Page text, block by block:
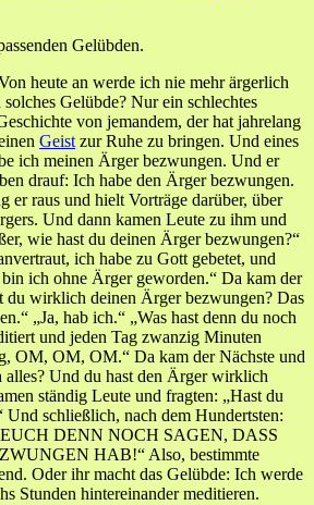
Gelübden.
heute an werde ich nie mehr ärgerlich
Gelübde? Nur ein schlechtes
von jemandem, der hat jahrelang
Geist zur Ruhe zu bringen. Und eines
ich meinen Ärger bezwungen. Und er
drauf: Ich habe den Ärger bezwungen.
er raus und hielt Vorträge darüber, über
Und dann kamen Leute zu ihm und
wie hast du deinen Ärger bezwungen?“
ich habe zu Gott gebetet, und
ich ohne Ärger geworden.“ Da kam der
du wirklich deinen Ärger bezwungen? Das
„Ja, hab ich.“ „Was hast denn du noch
und jeden Tag zwanzig Minuten
OM, OM, OM.“ Da kam der Nächste und
alles? Und du hast den Ärger wirklich
ständig Leute und fragten: „Hast du
Und schließlich, nach dem Hundertsten:
DENN NOCH SAGEN, DASS
HAB!“ Also, bestimmte
Oder ihr macht das Gelübde: Ich werde
Stunden hintereinander meditieren.